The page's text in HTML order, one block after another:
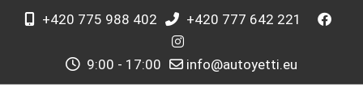
+420 775 988 402 +420 777 642 221
9:00 - 17:00 info@autoyetti.eu